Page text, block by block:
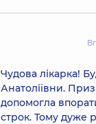
Чудова лікарка!
Анатоліївни.
допомогла
строк. Тому дуже